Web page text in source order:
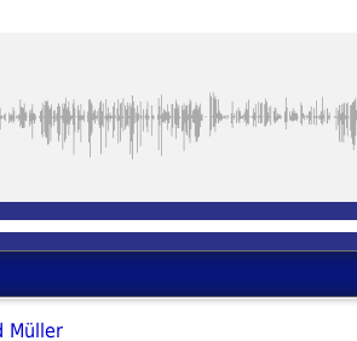
Müller